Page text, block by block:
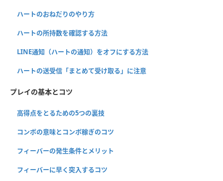
ハートのおねだりのやり方
ハートの所持数を確認する方法
LINE通知（ハートの通知）をオフにする方法
ハートの送受信「まとめて受け取る」に注意
プレイの基本とコツ
高得点をとるための5つの裏技
コンボの意味とコンボ稼ぎのコツ
フィーバーの発生条件とメリット
フィーバーに早く突入するコツ